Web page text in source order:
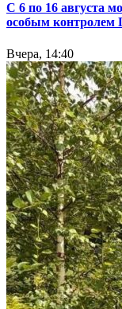
С 6 по 16 августа
особым контролем
Вчера, 14:40